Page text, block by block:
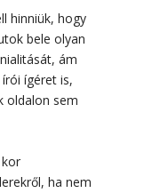
hinniük, hogy
bele olyan
ám
ígéret is,
oldalon sem
ha nem